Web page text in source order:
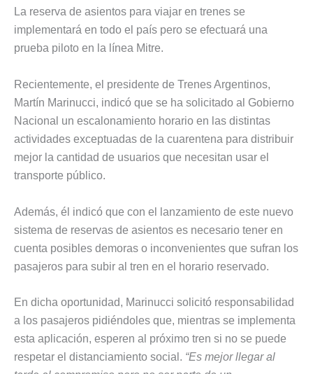
La reserva de asientos para viajar en trenes se
implementará en todo el país pero se efectuará una
prueba piloto en la línea Mitre.
Recientemente, el presidente de Trenes Argentinos,
Martín Marinucci, indicó que se ha solicitado al Gobierno
Nacional un escalonamiento horario en las distintas
actividades exceptuadas de la cuarentena para distribuir
mejor la cantidad de usuarios que necesitan usar el
transporte público.
Además, él indicó que con el lanzamiento de este nuevo
sistema de reservas de asientos es necesario tener en
cuenta posibles demoras o inconvenientes que sufran los
pasajeros para subir al tren en el horario reservado.
En dicha oportunidad, Marinucci solicitó responsabilidad
a los pasajeros pidiéndoles que, mientras se implementa
esta aplicación, esperen al próximo tren si no se puede
respetar el distanciamiento social. “Es mejor llegar al